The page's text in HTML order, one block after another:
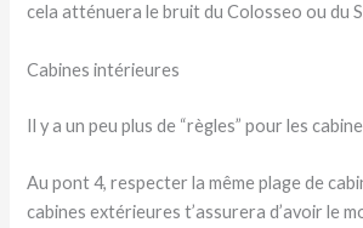
cela atténuera le bruit du Colosseo ou du
Cabines intérieures
Il y a un peu plus de “règles” pour les
Au pont 4, respecter la même plage de
cabines extérieures t’assurera d’avoir le